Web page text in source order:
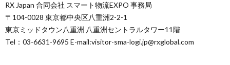
RX Japan 合同会社 スマート物流EXPO 事務局
〒104-0028 東京都中央区八重洲2-2-1
東京ミッドタウン八重洲 八重洲セントラルタワー11階
Tel：03-6631-9695 E-mail:visitor-sma-logi.jp@rxglobal.com